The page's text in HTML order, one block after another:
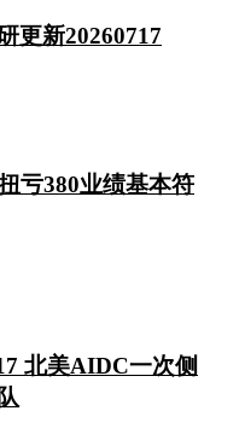
更新20260717
亏380业绩基本符
北美AIDC一次侧